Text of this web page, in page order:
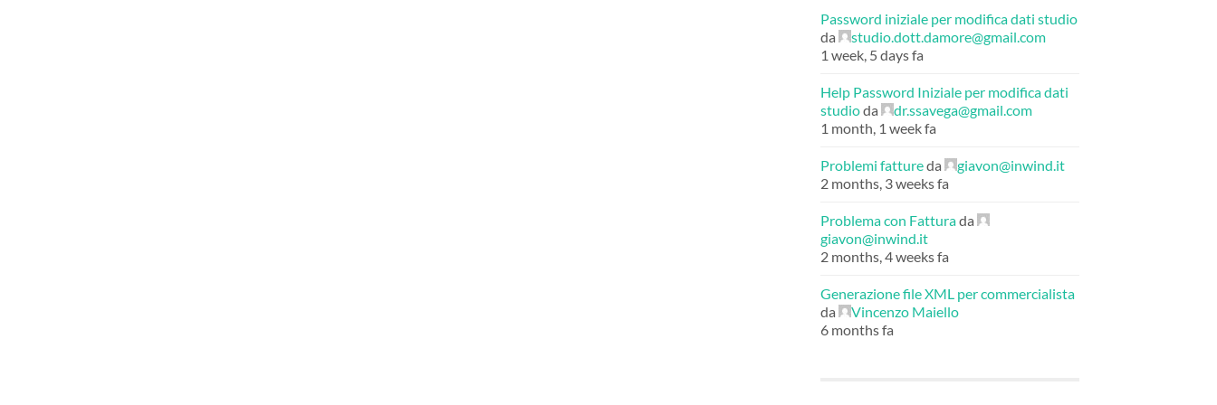
Password iniziale per modifica dati studio
da
studio.dott.damore@gmail.com
1 week, 5 days fa
Help Password Iniziale per modifica dati
studioda
dr.ssavega@gmail.com
1 month, 1 week fa
Problemi fattureda
giavon@inwind.it
2 months, 3 weeks fa
Problema con Fatturada
giavon@inwind.it
2 months, 4 weeks fa
Generazione file XML per commercialista
da
Vincenzo Maiello
6 months fa